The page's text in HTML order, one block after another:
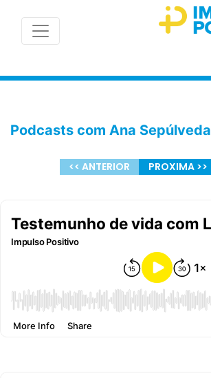
Podcasts com Ana Sepúlveda
<< ANTERIOR PROXIMA >>